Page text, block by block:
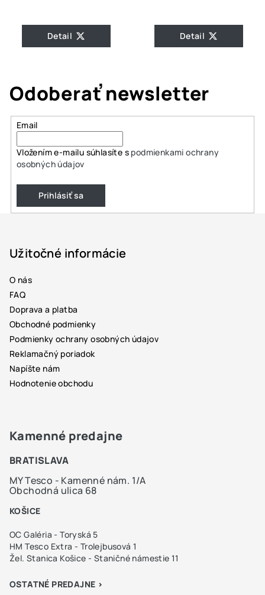
Detail Detail
Odoberať newsletter
Email
Vložením e-mailu súhlasíte s podmienkami ochrany
osobných údajov
Prihlásiť sa
Užitočné informácie
O nás
FAQ
Doprava a platba
Obchodné podmienky
Podmienky ochrany osobných údajov
Reklamačný poriadok
Napíšte nám
Hodnotenie obchodu
Kamenné predajne
BRATISLAVA
MY Tesco - Kamenné nám. 1/A
Obchodná ulica 68
KOŠICE
OC Galéria - Toryská 5
HM Tesco Extra - Trolejbusová 1
Žel. Stanica Košice - Staničné námestie 11
OSTATNÉ PREDAJNE >